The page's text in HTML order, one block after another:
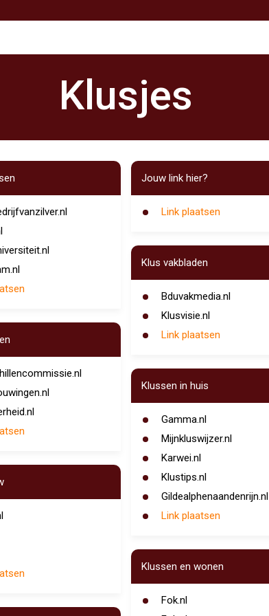
Klusjes
Jouw link hier?
Link plaatsen
Klus vakbladen
Bduvakmedia.nl
Klusvisie.nl
Link plaatsen
Klussen in huis
Gamma.nl
Mijnkluswijzer.nl
Karwei.nl
Klustips.nl
Gildealphenaandenrijn.nl
Link plaatsen
Klussen en wonen
Fok.nl